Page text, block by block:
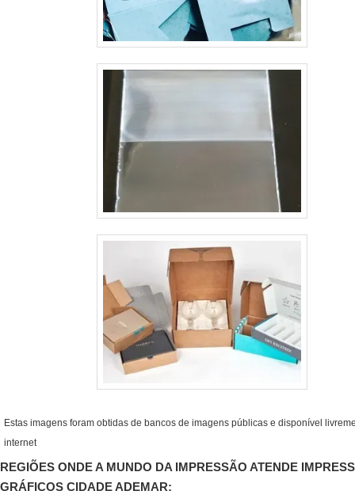
Estas imagens foram obtidas de bancos de imagens públicas e disponível
internet
REGIÕES ONDE A MUNDO DA IMPRESSÃO ATENDE
GRÁFICOS CIDADE ADEMAR: